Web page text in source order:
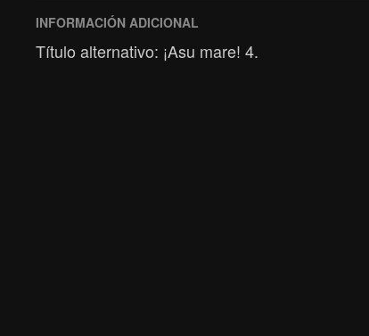
INFORMACIÓN ADICIONAL
Título alternativo: ¡Asu mare! 4.